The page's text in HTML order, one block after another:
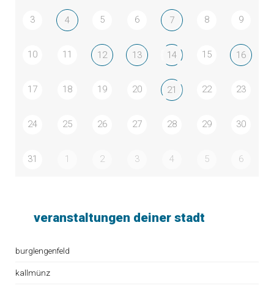
3 4 5 6 7 8 9
10 11 12 13 14 15 16
17 18 19 20 21 22 23
24 25 26 27 28 29 30
31 1 2 3 4 5 6
veranstaltungen deiner stadt
burglengenfeld
kallmünz